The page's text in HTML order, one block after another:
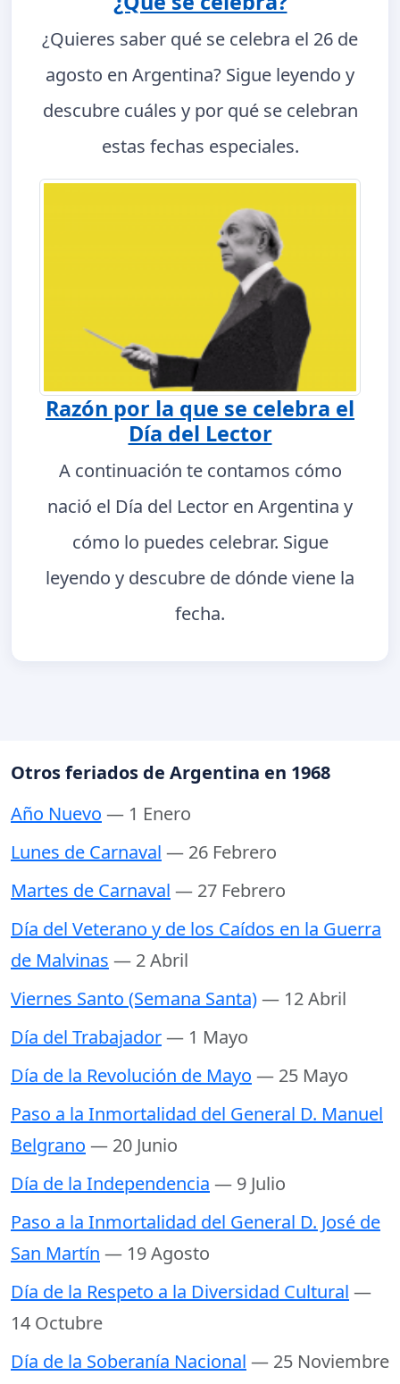
¿Quieres saber qué se celebra el 26 de
agosto en Argentina? Sigue leyendo y
descubre cuáles y por qué se celebran
estas fechas especiales.
Razón por la que se celebra el
Día del Lector
A continuación te contamos cómo
nació el Día del Lector en Argentina y
cómo lo puedes celebrar. Sigue
leyendo y descubre de dónde viene la
fecha.
Otros feriados de Argentina en 1968
Año Nuevo — 1 Enero
Lunes de Carnaval — 26 Febrero
Martes de Carnaval — 27 Febrero
Día del Veterano y de los Caídos en la Guerra
de Malvinas — 2 Abril
Viernes Santo (Semana Santa)— 12 Abril
Día del Trabajador— 1 Mayo
Día de la Revolución de Mayo — 25 Mayo
Paso a la Inmortalidad del General D. Manuel
Belgrano — 20 Junio
Día de la Independencia — 9 Julio
Paso a la Inmortalidad del General D. José de
San Martín — 19 Agosto
Día de la Respeto a la Diversidad Cultural —
14 Octubre
Día de la Soberanía Nacional — 25 Noviembre